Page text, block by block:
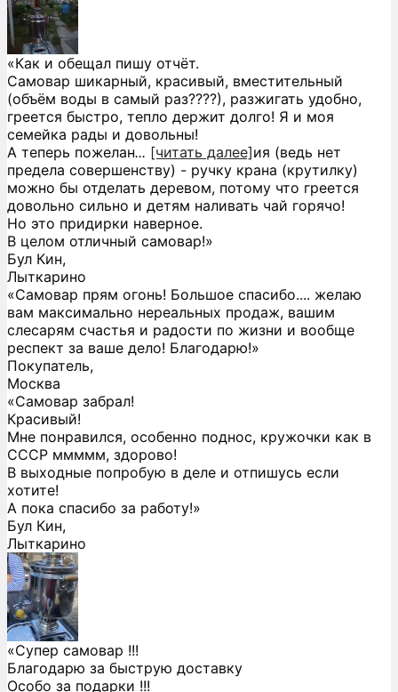
«Как и обещал пишу отчёт.
Самовар шикарный, красивый, вместительный
(объём воды в самый раз????), разжигать удобно,
греется быстро, тепло держит долго! Я и моя
семейка рады и довольны!
А теперь пожелан... [читать далее]ия (ведь нет
предела совершенству) - ручку крана (крутилку)
можно бы отделать деревом, потому что греется
довольно сильно и детям наливать чай горячо!
Но это придирки наверное.
В целом отличный самовар!»
Бул Кин,
Лыткарино
«Самовар прям огонь! Большое спасибо.... желаю
вам максимально нереальных продаж, вашим
слесарям счастья и радости по жизни и вообще
респект за ваше дело! Благодарю!»
Покупатель,
Москва
«Самовар забрал!
Красивый!
Мне понравился, особенно поднос, кружочки как в
СССР ммммм, здорово!
В выходные попробую в деле и отпишусь если
хотите!
А пока спасибо за работу!»
Бул Кин,
Лыткарино
«Супер самовар !!!
Благодарю за быструю доставку
Особо за подарки !!!